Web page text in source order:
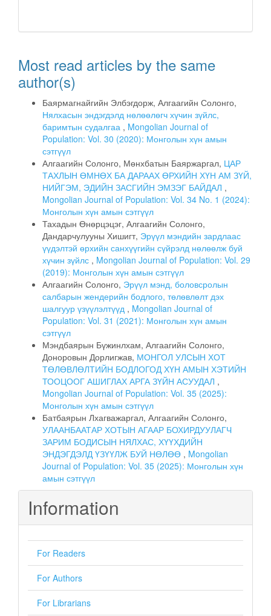
Most read articles by the same
author(s)
Баярмагнайгийн Элбэгдорж, Алгаагийн Солонго,
Нялхасын эндэгдэлд нөлөөлөгч хүчин зүйлс,
баримтын судалгаа , Mongolian Journal of
Population: Vol. 30 (2020): Монголын хүн амын
сэтгүүл
Алгаагийн Солонго, Мөнхбатын Баяржаргал, ЦАР
ТАХЛЫН ӨМНӨХ БА ДАРААХ ӨРХИЙН ХҮН АМ ЗҮЙ,
НИЙГЭМ, ЭДИЙН ЗАСГИЙН ЭМЗЭГ БАЙДАЛ ,
Mongolian Journal of Population: Vol. 34 No. 1 (2024):
Монголын хүн амын сэтгүүл
Тахадын Өнөрцэцэг, Алгаагийн Солонго,
Дандарчулууны Хишигт, Эрүүл мэндийн зардлаас
үүдэлтэй өрхийн санхүүгийн сүйрэлд нөлөөлж буй
хүчин зүйлс , Mongolian Journal of Population: Vol. 29
(2019): Монголын хүн амын сэтгүүл
Алгаагийн Солонго, Эрүүл мэнд, боловсролын
салбарын жендерийн бодлого, төлөвлөлт дэх
шалгуур үзүүлэлтүүд , Mongolian Journal of
Population: Vol. 31 (2021): Монголын хүн амын
сэтгүүл
Мэндбаярын Бүжинлхам, Алгаагийн Солонго,
Доноровын Дорлигжав, МОНГОЛ УЛСЫН ХОТ
ТӨЛӨВЛӨЛТИЙН БОДЛОГОД ХҮН АМЫН ХЭТИЙН
ТООЦООГ АШИГЛАХ АРГА ЗҮЙН АСУУДАЛ ,
Mongolian Journal of Population: Vol. 35 (2025):
Монголын хүн амын сэтгүүл
Батбаярын Лхагважаргал, Алгаагийн Солонго,
УЛААНБААТАР ХОТЫН АГААР БОХИРДУУЛАГЧ
ЗАРИМ БОДИСЫН НЯЛХАС, ХҮҮХДИЙН
ЭНДЭГДЭЛД ҮЗҮҮЛЖ БУЙ НӨЛӨӨ , Mongolian
Journal of Population: Vol. 35 (2025): Монголын хүн
амын сэтгүүл
Information
For Readers
For Authors
For Librarians